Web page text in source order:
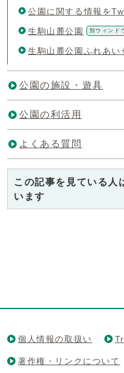
公園に関する情報を
生駒山麓公園 別ウィンド
生駒山麓公園ふれあ
公園の施設・遊具
公園の利活用
よくある質問
この記事を見ている人
います
個人情報の取扱い
著作権・リンクについて